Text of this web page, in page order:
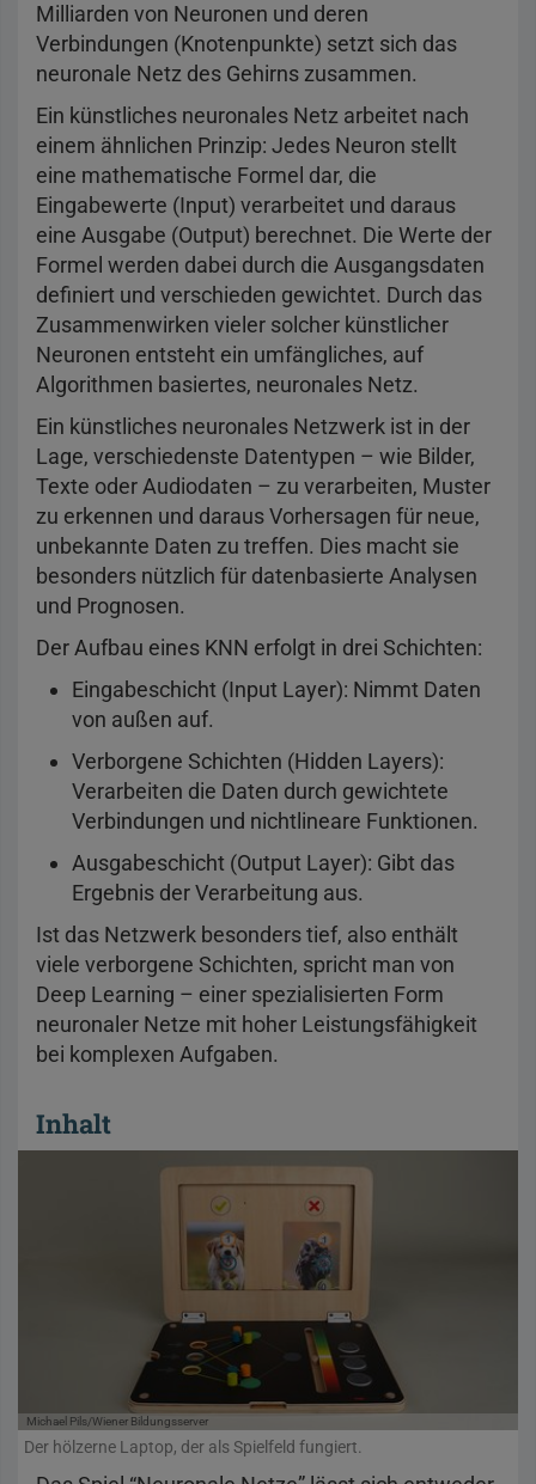
Milliarden von Neuronen und deren
Verbindungen (Knotenpunkte) setzt sich das
neuronale Netz des Gehirns zusammen.
Ein künstliches neuronales Netz arbeitet nach
einem ähnlichen Prinzip: Jedes Neuron stellt
eine mathematische Formel dar, die
Eingabewerte (Input) verarbeitet und daraus
eine Ausgabe (Output) berechnet. Die Werte der
Formel werden dabei durch die Ausgangsdaten
definiert und verschieden gewichtet. Durch das
Zusammenwirken vieler solcher künstlicher
Neuronen entsteht ein umfängliches, auf
Algorithmen basiertes, neuronales Netz.
Ein künstliches neuronales Netzwerk ist in der
Lage, verschiedenste Datentypen – wie Bilder,
Texte oder Audiodaten – zu verarbeiten, Muster
zu erkennen und daraus Vorhersagen für neue,
unbekannte Daten zu treffen. Dies macht sie
besonders nützlich für datenbasierte Analysen
und Prognosen.
Der Aufbau eines KNN erfolgt in drei Schichten:
Eingabeschicht (Input Layer): Nimmt Daten
von außen auf.
Verborgene Schichten (Hidden Layers):
Verarbeiten die Daten durch gewichtete
Verbindungen und nichtlineare Funktionen.
Ausgabeschicht (Output Layer): Gibt das
Ergebnis der Verarbeitung aus.
Ist das Netzwerk besonders tief, also enthält
viele verborgene Schichten, spricht man von
Deep Learning – einer spezialisierten Form
neuronaler Netze mit hoher Leistungsfähigkeit
bei komplexen Aufgaben.
Inhalt
Michael Pils/Wiener Bildungsserver
Der hölzerne Laptop, der als Spielfeld fungiert.